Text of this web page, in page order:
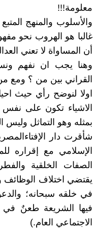
معلومة!!!
والأسلوب والمنهج
غالبا هو الهروب نحو
أن المساواة لا تعني
وهنا يجب ان نفهم
القراني بين من ؟ ومع
اولا لنوضح رأي حيث
الاشياء تكون على
بمثله وهو التماثل وليس
شأقرت دار
الإسلامي مع إقراره
الصفات الخلقية
يقتضي اختلاف الوظائف
في خلقه سبحانه؛
فيها الشريعة طعنٌ في
الاجتماعي العام.)